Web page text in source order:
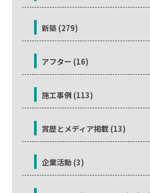
新築 (279)
アフター (16)
施工事例 (113)
賞歴とメディア掲載 (13)
企業活動 (3)